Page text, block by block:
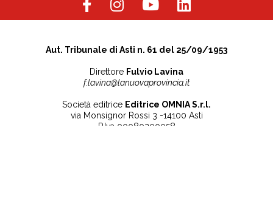
Aut. Tribunale di Asti n. 61 del 25/09/1953
Direttore Fulvio Lavina
f.lavina@lanuovaprovincia.it
Società editrice Editrice OMNIA S.r.l.
via Monsignor Rossi 3 -14100 Asti
P.Iva 00080200058